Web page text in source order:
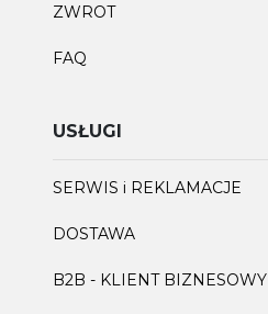
ZWROT
FAQ
USŁUGI
SERWIS i REKLAMACJE
DOSTAWA
B2B - KLIENT BIZNESOWY